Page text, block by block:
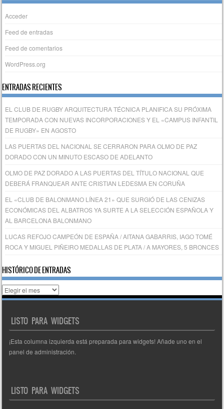
Acceder
Feed de entradas
Feed de comentarios
WordPress.org
ENTRADAS RECIENTES
EL CLUB DE RUGBY ARQUITECTURA TÉCNICA PLANIFICA SU PRÓXIMA
TEMPORADA CON NUEVAS INCORPORACIONES Y EL «CAMPUS INFANTIL
DE RUGBY» EN AGOSTO
LAS PUERTAS DEL NACIONAL SE CERRARON PARA OLMO DE PAZ
DORADO CON UN MINUTO ESCASO DE ADELANTO
OLMO DE PAZ DORADO A LAS PUERTAS DEL TÍTULO NACIONAL QUE
DEBERÁ FRANQUEAR ANTE CRISTIAN LEDESMA EN CORUÑA
EL «CLUB DE BALONMANO LÍNEA 21» QUE SURGIÓ DE LAS CENIZAS
ECONÓMICAS DEL ALBATROS YA SURTE A LA SELECCIÓN ESPAÑOLA Y
AL BARCELONA BALONMANO
LUCAS REFOJO CAMPEÓN DE ESPAÑA / AITANA GABARRIS, IAGO TOMÉ
ROCA Y MIGUEL PIÑEIRO MEDALLAS DE PLATA / A MAYORES, 5 BRONCES
HISTÓRICO DE ENTRADAS
Histórico
de
LISTO PARA WIDGETS
¡Esta columna izquierda está preparada para widgets! Añade uno en el
panel de administración.
LISTO PARA WIDGETS